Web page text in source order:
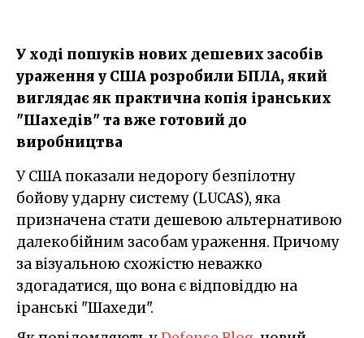
У ході пошуків нових дешевих засобів
ураження у США розробили БПЛА, який
виглядає як практична копія іранських
"Шахедів" та вже готовий до
виробництва
У США показали недорогу безпілотну
бойову ударну систему (LUCAS), яка
призначена стати дешевою альтернативою
далекобійним засобам ураження. Причому
за візуальною схожістю неважко
здогадатися, що вона є відповіддю на
іранські "Шахеди".